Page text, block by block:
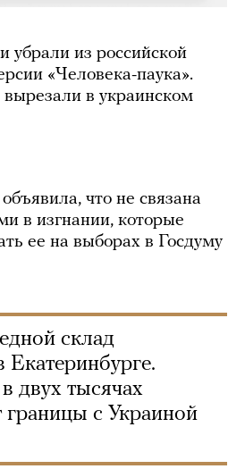
из российской
«Человека-паука».
в украинском
что не связана
в изгнании, которые
ее на выборах в Госдуму
склад
двух тысячах
границы с Украиной